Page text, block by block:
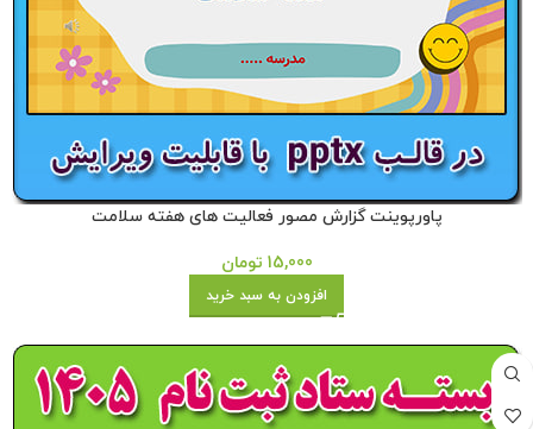
پاورپوینت گزارش مصور فعالیت های هفته سلامت
15,000 تومان
افزودن به سبد خرید